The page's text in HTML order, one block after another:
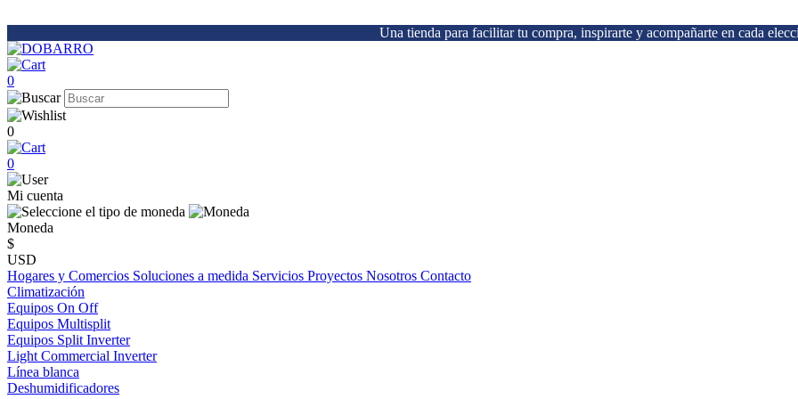
Una tienda para facilitar tu compra, inspirarte y acompañarte en cada
0
0
0
Mi cuenta
Moneda
$
USD
Hogares y Comercios Soluciones a medida Servicios Proyectos Nosotros Contacto
Climatización
Equipos On Off
Equipos Multisplit
Equipos Split Inverter
Light Commercial Inverter
Línea blanca
Deshumidificadores